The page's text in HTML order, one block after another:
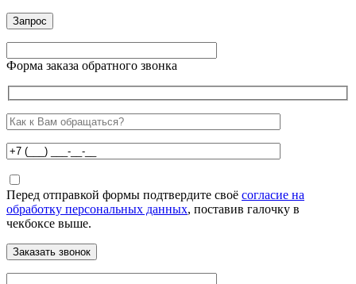
Форма заказа обратного звонка
Перед отправкой формы подтвердите своё согласие на
обработку персональных данных, поставив галочку в
чекбоксе выше.